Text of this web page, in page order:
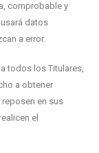
comprobable y
datos
a error.
todos los Titulares,
a obtener
en sus
el